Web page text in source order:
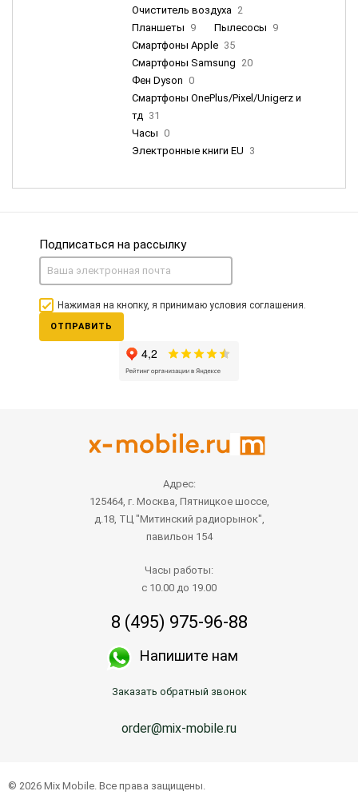
Очиститель воздуха 2
Планшеты 9 Пылесосы 9
Смартфоны Apple 35
Смартфоны Samsung 20
Фен Dyson 0
Смартфоны OnePlus/Pixel/Unigerz и
тд 31
Часы 0
Электронные книги EU 3
Подписаться на рассылку
Нажимая на кнопку, я принимаю условия соглашения.
ОТПРАВИТЬ
Адрес:
125464, г. Москва, Пятницкое шоссе,
д.18, ТЦ "Митинский радиорынок",
павильон 154
Часы работы:
с 10.00 до 19.00
8 (495) 975-96-88
Напишите нам
Заказать обратный звонок
order@mix-mobile.ru
© 2026 Mix Mobile. Все права защищены.